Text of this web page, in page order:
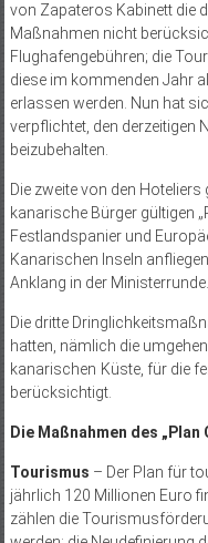
von Zapateros Kabinett die
Maßnahmen nicht
Flughafengebühren; die
diese im kommenden Jahr
erlassen werden. Nun hat
verpflichtet, den derzeitigen
beizubehalten.
Die zweite von den
kanarische Bürger gültigen
Festlandspanier und
Kanarischen Inseln
Anklang in der Ministerrunde.
Die dritte
hatten, nämlich die
kanarischen Küste, für die
berücksichtigt.
Die Maßnahmen des „Plan
Tourismus – Der Plan für
jährlich 120 Millionen Euro
zählen die